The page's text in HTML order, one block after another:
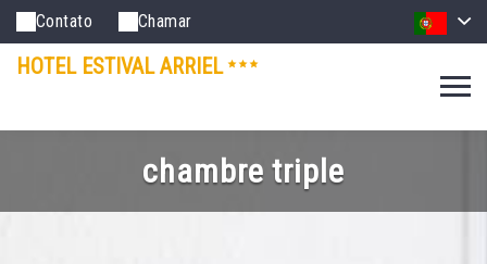
Contato Chamar
HOTEL ESTIVAL ARRIEL
chambre triple